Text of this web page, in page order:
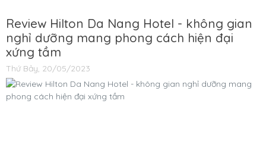
Review Hilton Da Nang Hotel - không gian
nghỉ dưỡng mang phong cách hiện đại
xứng tầm
Thứ Bảy, 20/05/2023